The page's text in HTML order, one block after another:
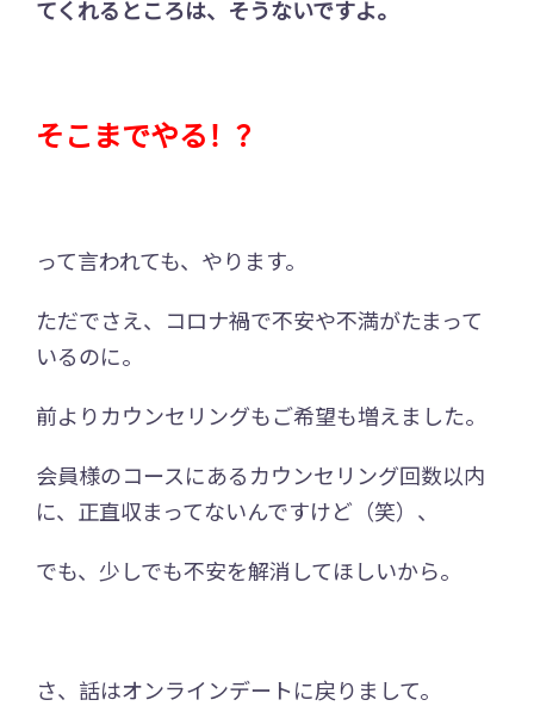
てくれるところは、そうないですよ。
そこまでやる！？
って言われても、やります。
ただでさえ、コロナ禍で不安や不満がたまって
いるのに。
前よりカウンセリングもご希望も増えました。
会員様のコースにあるカウンセリング回数以内
に、正直収まってないんですけど（笑）、
でも、少しでも不安を解消してほしいから。
さ、話はオンラインデートに戻りまして。